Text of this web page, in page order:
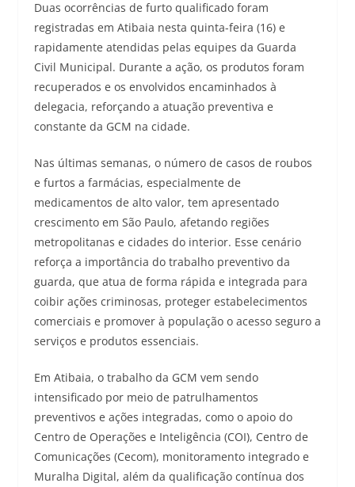
Duas ocorrências de furto qualificado foram
registradas em Atibaia nesta quinta-feira (16) e
rapidamente atendidas pelas equipes da Guarda
Civil Municipal. Durante a ação, os produtos foram
recuperados e os envolvidos encaminhados à
delegacia, reforçando a atuação preventiva e
constante da GCM na cidade.
Nas últimas semanas, o número de casos de roubos
e furtos a farmácias, especialmente de
medicamentos de alto valor, tem apresentado
crescimento em São Paulo, afetando regiões
metropolitanas e cidades do interior. Esse cenário
reforça a importância do trabalho preventivo da
guarda, que atua de forma rápida e integrada para
coibir ações criminosas, proteger estabelecimentos
comerciais e promover à população o acesso seguro a
serviços e produtos essenciais.
Em Atibaia, o trabalho da GCM vem sendo
intensificado por meio de patrulhamentos
preventivos e ações integradas, como o apoio do
Centro de Operações e Inteligência (COI), Centro de
Comunicações (Cecom), monitoramento integrado e
Muralha Digital, além da qualificação contínua dos